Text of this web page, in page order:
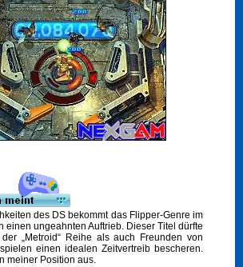
des DS bekommt das Flipper-Genre im
einen ungeahnten Auftrieb. Dieser Titel dürfte
„Metroid“ Reihe als auch Freunden von
einen idealen Zeitvertreib bescheren.
meiner Position aus.